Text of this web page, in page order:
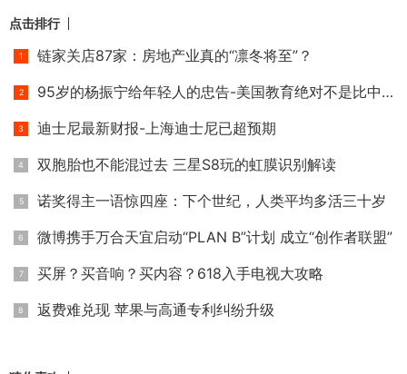
点击排行
链家关店87家：房地产业真的“凛冬将至”？
95岁的杨振宁给年轻人的忠告-美国教育绝对不是比中国好
迪士尼最新财报-上海迪士尼已超预期
双胞胎也不能混过去 三星S8玩的虹膜识别解读
诺奖得主一语惊四座：下个世纪，人类平均多活三十岁
微博携手万合天宜启动“PLAN B”计划 成立“创作者联盟”
买屏？买音响？买内容？618入手电视大攻略
返费难兑现 苹果与高通专利纠纷升级